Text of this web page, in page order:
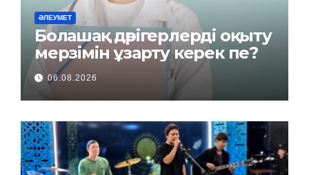
ӘЛЕУМЕТ
Болашақ дәрігерлерді оқыту
мерзімін ұзарту керек пе?
06.08.2026